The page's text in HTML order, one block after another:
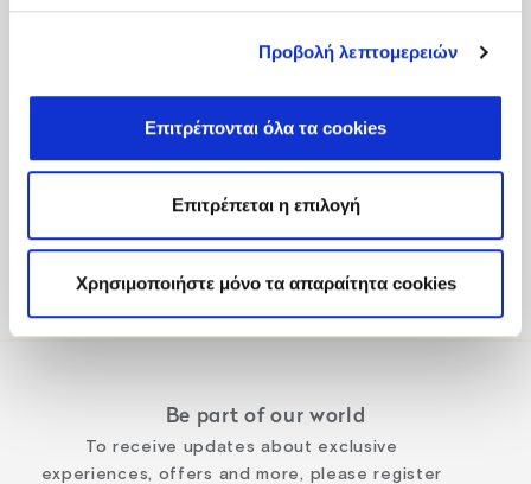
Προβολή λεπτομερειών
Επιτρέπονται όλα τα cookies
Επιτρέπεται η επιλογή
Χρησιμοποιήστε μόνο τα απαραίτητα cookies
Heraklion 71500 Crete, Greece
+30 2810 522000
Get directions
Be part of our world
To receive updates about exclusive
experiences, offers and more, please register